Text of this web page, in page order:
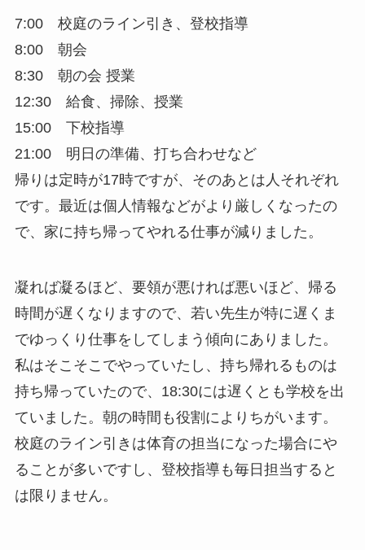
7:00 校庭のライン引き、登校指導
8:00 朝会
8:30 朝の会 授業
12:30 給食、掃除、授業
15:00 下校指導
21:00 明日の準備、打ち合わせなど
帰りは定時が17時ですが、そのあとは人それぞれ
です。最近は個人情報などがより厳しくなったの
で、家に持ち帰ってやれる仕事が減りました。
凝れば凝るほど、要領が悪ければ悪いほど、帰る
時間が遅くなりますので、若い先生が特に遅くま
でゆっくり仕事をしてしまう傾向にありました。
私はそこそこでやっていたし、持ち帰れるものは
持ち帰っていたので、18:30には遅くとも学校を出
ていました。朝の時間も役割によりちがいます。
校庭のライン引きは体育の担当になった場合にや
ることが多いですし、登校指導も毎日担当すると
は限りません。